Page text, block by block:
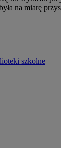
na miarę
szkolne